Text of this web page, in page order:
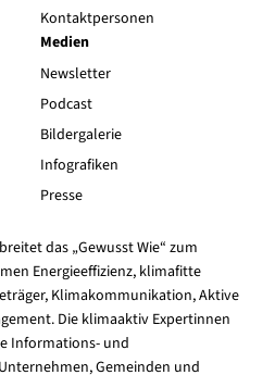
Kontaktpersonen
Medien
Newsletter
Podcast
Bildergalerie
Infografiken
Presse
das „Gewusst Wie“ zum
Energieeffizienz, klimafitte
Klimakommunikation, Aktive
Die klimaaktiv Expertinnen
Informations- und
Gemeinden und